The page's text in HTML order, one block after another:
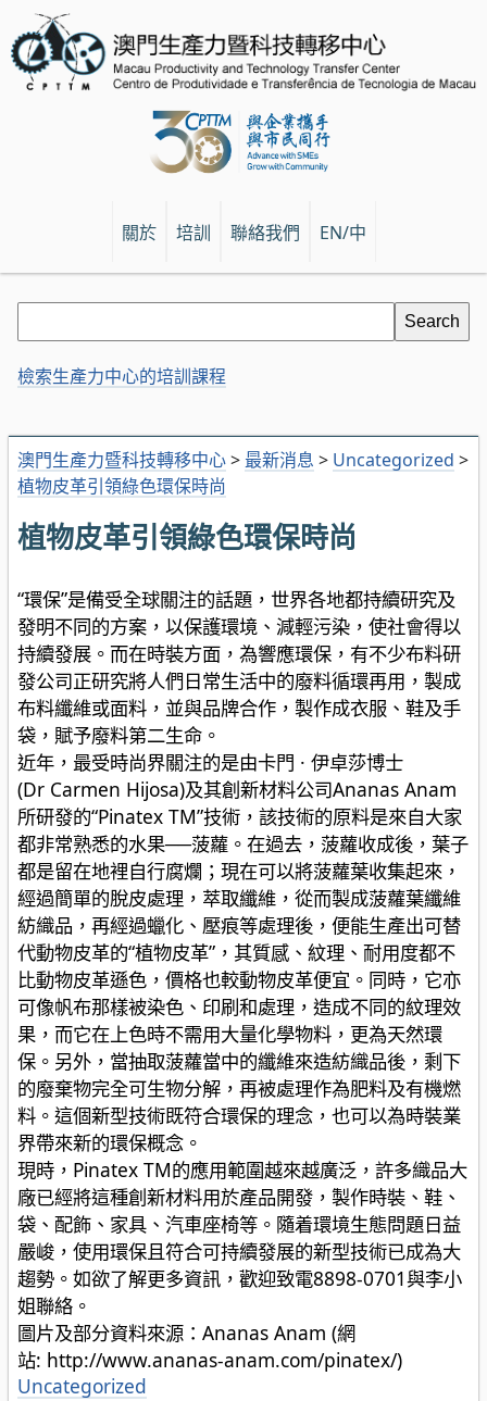
關於 培訓 聯絡我們 EN/中
澳門生產力暨科技轉移中心> 最新消息 > Uncategorized >
植物皮革引領綠色環保時尚
植物皮革引領綠色環保時尚
“環保”是備受全球關注的話題，世界各地都持續研究及
發明不同的方案，以保護環境、減輕污染，使社會得以
持續發展。而在時裝方面，為響應環保，有不少布料研
發公司正研究將人們日常生活中的廢料循環再用，製成
布料纖維或面料，並與品牌合作，製作成衣服、鞋及手
袋，賦予廢料第二生命。
近年，最受時尚界關注的是由卡門 · 伊卓莎博士
(Dr Carmen Hijosa)及其創新材料公司Ananas Anam
所研發的“Pinatex TM”技術，該技術的原料是來自大家
都非常熟悉的水果──菠蘿。在過去，菠蘿收成後，葉子
都是留在地裡自行腐爛；現在可以將菠蘿葉收集起來，
經過簡單的脫皮處理，萃取纖維，從而製成菠蘿葉纖維
紡織品，再經過蠟化、壓痕等處理後，便能生產出可替
代動物皮革的“植物皮革”，其質感、紋理、耐用度都不
比動物皮革遜色，價格也較動物皮革便宜。同時，它亦
可像帆布那樣被染色、印刷和處理，造成不同的紋理效
果，而它在上色時不需用大量化學物料，更為天然環
保。另外，當抽取菠蘿當中的纖維來造紡織品後，剩下
的廢棄物完全可生物分解，再被處理作為肥料及有機燃
料。這個新型技術既符合環保的理念，也可以為時裝業
界帶來新的環保概念。
現時，Pinatex TM的應用範圍越來越廣泛，許多織品大
廠已經將這種創新材料用於產品開發，製作時裝、鞋、
袋、配飾、家具、汽車座椅等。隨着環境生態問題日益
嚴峻，使用環保且符合可持續發展的新型技術已成為大
趨勢。如欲了解更多資訊，歡迎致電8898-0701與李小
姐聯絡。
圖片及部分資料來源：Ananas Anam (網
站: http://www.ananas-anam.com/pinatex/)
分
Uncategorized
檢索生產力中心的培訓課程